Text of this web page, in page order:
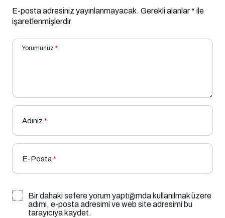
E-posta adresiniz yayınlanmayacak. Gerekli alanlar* ile
işaretlenmişlerdir
Yorumunuz *
Adınız *
E-Posta*
Bir dahaki sefere yorum yaptığımda kullanılmak üzere
adımı, e-posta adresimi ve web site adresimi bu
tarayıcıya kaydet.